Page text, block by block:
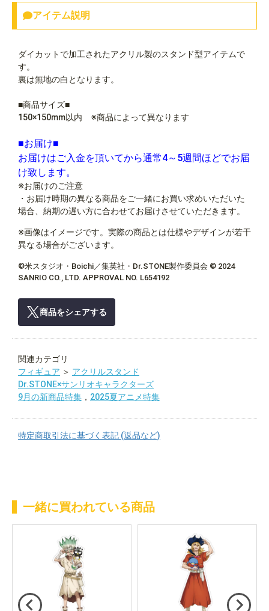
アイテム説明
ダイカットで加工されたアクリル製のスタンド型アイテムで
す。
裏は無地の白となります。
■商品サイズ■
150×150mm以内 ※商品によって異なります
■お届け■
お届けはご入金を頂いてから通常4～5週間ほどでお届
け致します。
※お届けのご注意
・お届け時期の異なる商品をご一緒にお買い求めいただいた
場合、納期の遅い方に合わせてお届けさせていただきます。
※画像はイメージです。実際の商品とは仕様やデザインが若干
異なる場合がございます。
©米スタジオ・Boichi／集英社・Dr.STONE製作委員会 © 2024
SANRIO CO., LTD. APPROVAL NO. L654192
商品をシェアする
関連カテゴリ
フィギュア ＞ アクリルスタンド
Dr.STONE×サンリオキャラクターズ
9月の新商品特集 ， 2025夏アニメ特集
特定商取引法に基づく表記 (返品など)
一緒に買われている商品